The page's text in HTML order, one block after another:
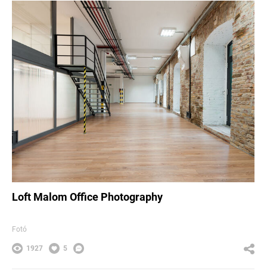
Loft Malom Office Photography
Fotó
1927 5